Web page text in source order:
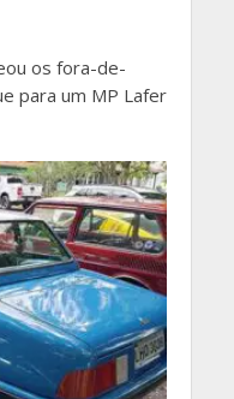
os fora-de-
para um MP Lafer